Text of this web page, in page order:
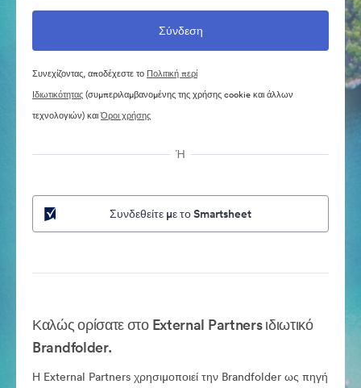
Συνεχίζοντας, αποδέχεστε το Πολιτική περί
Ιδιωτικότητας(συμπεριλαμβανομένης της χρήσης cookie και άλλων
τεχνολογιών) καιΌροι χρήσης
Ή
Συνδεθείτε με το Smartsheet
Καλώς ορίσατε στο External Partners ιδιωτικό
Brandfolder.
Η External Partners χρησιμοποιεί την Brandfolder ως πηγή